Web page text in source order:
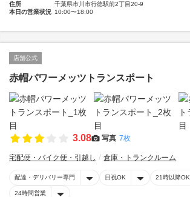
住所
千葉県市川市行徳駅前2丁目20-9
本日の営業状況 10:00〜18:00
店舗公式
赤帽パワーメッツトランスポート
3.08 写真 7枚
宅配便・バイク便・引越し 倉庫・トランクルーム
配達・デリバリー専門 日祝OK 21時以降OK
24時間営業